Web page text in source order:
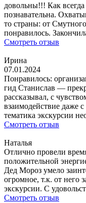
довольны!!! Как
познавательна.
то страны: от
понравилось.
Смотреть отзыв
Ирина
07.01.2024
Понравилось:
гид Станислав —
рассказывал, с
взаимодействие даже
тематика экскурсии
Смотреть отзыв
Наталья
Отлично провели
положительной
Дед Мороз умело
огромное, т.к. от него
экскурсии. С
Смотреть отзыв